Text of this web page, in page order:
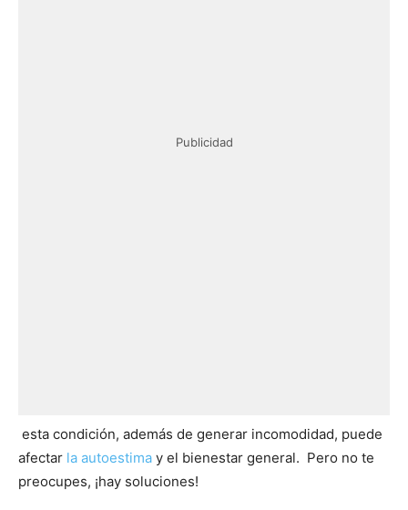
Publicidad
esta condición, además de generar incomodidad, puede
afectar la autoestima y el bienestar general. Pero no te
preocupes, ¡hay soluciones!